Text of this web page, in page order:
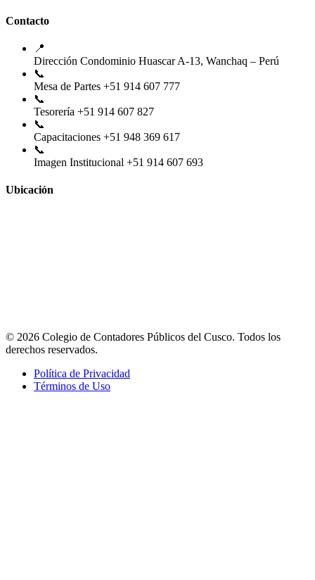
Contacto
📍
Dirección Condominio Huascar A-13, Wanchaq – Perú
📞
Mesa de Partes +51 914 607 777
📞
Tesorería +51 914 607 827
📞
Capacitaciones +51 948 369 617
📞
Imagen Institucional +51 914 607 693
Ubicación
© 2026 Colegio de Contadores Públicos del Cusco. Todos los
derechos reservados.
Política de Privacidad
Términos de Uso